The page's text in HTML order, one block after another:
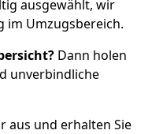
ausgewählt, wir
im Umzugsbereich.
Dann holen
unverbindliche
aus und erhalten Sie